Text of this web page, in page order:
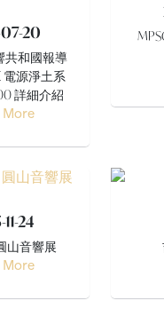
20
共和國報導
電源淨土系
詳細介紹
More
24
山音響展
More